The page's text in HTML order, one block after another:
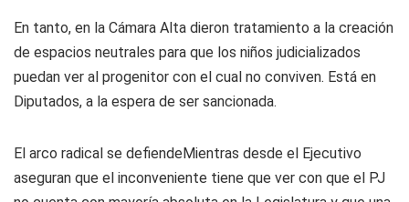
En tanto, en la Cámara Alta dieron tratamiento a la creación
de espacios neutrales para que los niños judicializados
puedan ver al progenitor con el cual no conviven. Está en
Diputados, a la espera de ser sancionada.
El arco radical se defiendeMientras desde el Ejecutivo
aseguran que el inconveniente tiene que ver con que el PJ